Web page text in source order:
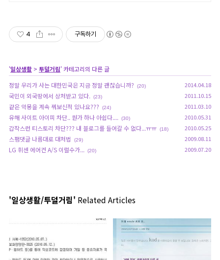
4 구독하기
'일상생활 > 투덜거림' 카테고리의 다른 글
정말 우리가 사는 대한민국은 지금 정말 괜찮습니까?
(20) 2014.04.18
국민이 외국땅에서 상처받고 있다. (23) 2011.10.15
같은 악몽을 계속 꿔보신적 있나요??? (24) 2011.03.10
유해 사이트 아이피 차단.. 뭔가 하나 아쉽다.... (30) 2010.05.31
갑작스런 티스토리 차단??? 내 블로그를 들어갈 수 없다...ㅠㅠ (18) 2010.05.25
스팸댓글 나름대로 대처법 (29) 2009.08.11
LG 휘센 에어컨 A/S 이럴수가... (20) 2009.07.20
'일상생활/투덜거림' Related Articles